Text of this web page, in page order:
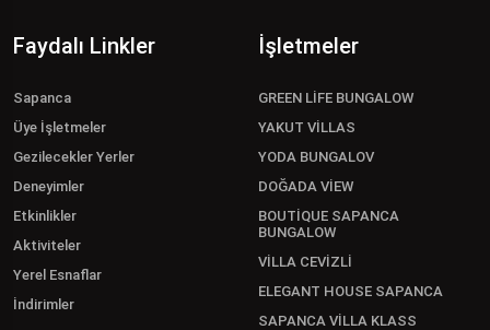
Faydalı Linkler
Sapanca
Üye İşletmeler
Gezilecekler Yerler
Deneyimler
Etkinlikler
Aktiviteler
Yerel Esnaflar
İndirimler
İşletmeler
GREEN LİFE BUNGALOW
YAKUT VİLLAS
YODA BUNGALOV
DOĞADA VİEW
BOUTİQUE SAPANCA
BUNGALOW
VİLLA CEVİZLİ
ELEGANT HOUSE SAPANCA
SAPANCA VİLLA KLASS